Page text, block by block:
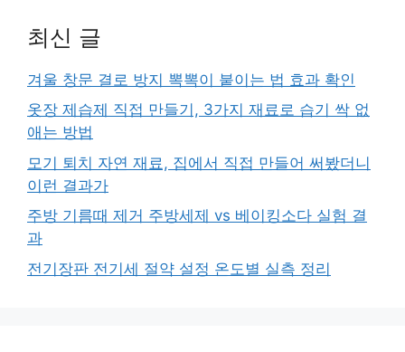
최신 글
겨울 창문 결로 방지 뽁뽁이 붙이는 법 효과 확인
옷장 제습제 직접 만들기, 3가지 재료로 습기 싹 없
애는 방법
모기 퇴치 자연 재료, 집에서 직접 만들어 써봤더니
이런 결과가
주방 기름때 제거 주방세제 vs 베이킹소다 실험 결
과
전기장판 전기세 절약 설정 온도별 실측 정리